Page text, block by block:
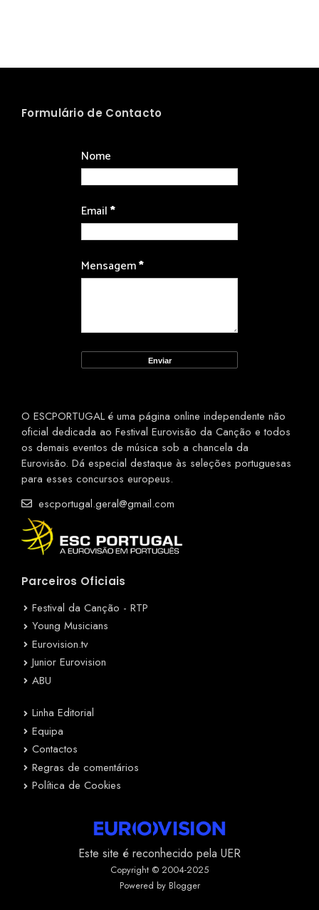
Formulário de Contacto
Nome
Email*
Mensagem*
O ESCPORTUGAL é uma página online independente não
oficial dedicada ao Festival Eurovisão da Canção e todos
os demais eventos de música sob a chancela da
Eurovisão. Dá especial destaque às seleções portuguesas
para esses concursos europeus.
escportugal.geral@gmail.com
Parceiros Oficiais
Festival da Canção - RTP
Young Musicians
Eurovision.tv
Junior Eurovision
ABU
Linha Editorial
Equipa
Contactos
Regras de comentários
Política de Cookies
Este site é reconhecido pela UER
Copyright © 2004-2025
Powered by Blogger